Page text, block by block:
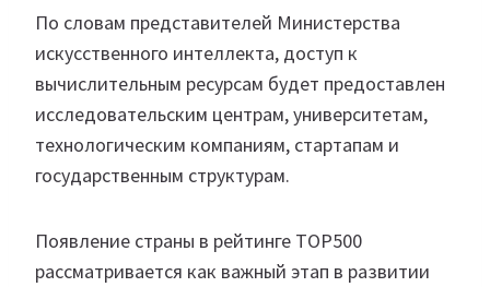
По словам представителей Министерства
искусственного интеллекта, доступ к
вычислительным ресурсам будет предоставлен
исследовательским центрам, университетам,
технологическим компаниям, стартапам и
государственным структурам.
Появление страны в рейтинге TOP500
рассматривается как важный этап в развитии